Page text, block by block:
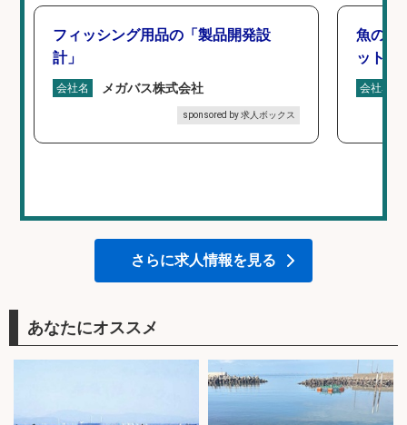
フィッシング用品の「製品開発設
計」
会社名 メガバス株式会社
sponsored by 求人ボックス
魚の「
ットを
会社名
さらに求人情報を見る
あなたにオススメ